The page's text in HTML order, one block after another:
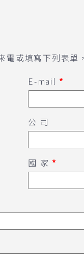
或填寫下列表單
E-mail *
公 司
國 家 *